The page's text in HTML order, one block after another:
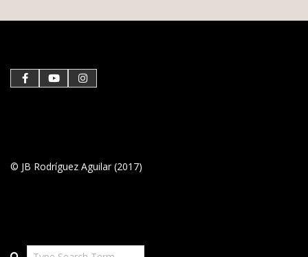
© JB Rodríguez Aguilar (2017)
Search